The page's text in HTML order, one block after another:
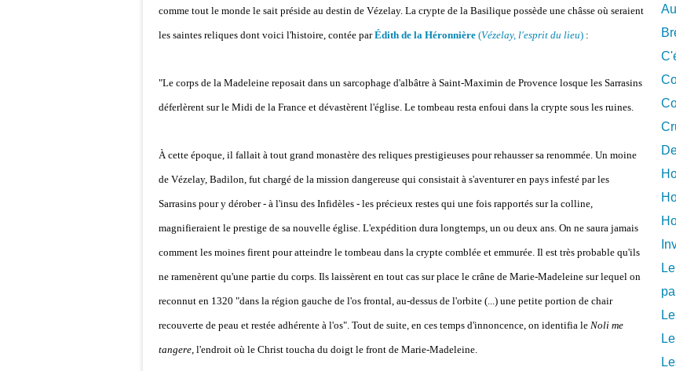
comme tout le monde le sait préside au destin de Vézelay. La crypte de la Basilique possède une châsse où seraient
les saintes reliques dont voici l'histoire, contée parÉdith de la Héronnière (Vézelay, l'esprit du lieu) :
"Le corps de la Madeleine reposait dans un sarcophage d'albâtre à Saint-Maximin de Provence losque les Sarrasins
déferlèrent sur le Midi de la France et dévastèrent l'église. Le tombeau resta enfoui dans la crypte sous les ruines.
À cette époque, il fallait à tout grand monastère des reliques prestigieuses pour rehausser sa renommée. Un moine
de Vézelay, Badilon, fut chargé de la mission dangereuse qui consistait à s'aventurer en pays infesté par les
Sarrasins pour y dérober - à l'insu des Infidèles - les précieux restes qui une fois rapportés sur la colline,
magnifieraient le prestige de sa nouvelle église. L'expédition dura longtemps, un ou deux ans. On ne saura jamais
comment les moines firent pour atteindre le tombeau dans la crypte comblée et emmurée. Il est très probable qu'ils
ne ramenèrent qu'une partie du corps. Ils laissèrent en tout cas sur place le crâne de Marie-Madeleine sur lequel on
reconnut en 1320 "dans la région gauche de l'os frontal, au-dessus de l'orbite (...) une petite portion de chair
recouverte de peau et restée adhérente à l'os". Tout de suite, en ces temps d'innoncence, on identifia le Noli me
tangere, l'endroit où le Christ toucha du doigt le front de Marie-Madeleine.